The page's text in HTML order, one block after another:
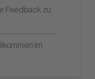
Feedback zu
im